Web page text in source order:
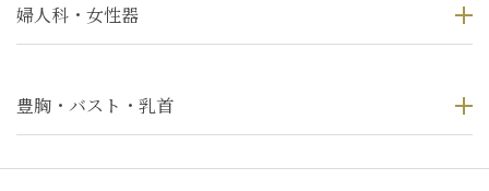
婦人科・女性器
豊胸・バスト・乳首